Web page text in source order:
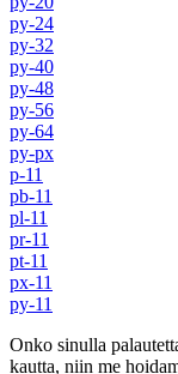
py-24
py-32
py-40
py-48
py-56
py-64
py-px
p-11
pb-11
pl-11
pr-11
pt-11
px-11
py-11
Onko sinulla
kautta, niin me